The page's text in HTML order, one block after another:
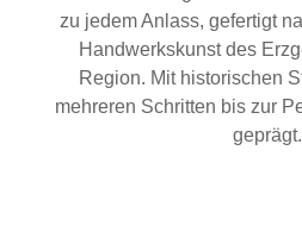
zu jedem Anlass, gefertigt
Handwerkskunst des
Region. Mit historischen
mehreren Schritten bis zur
geprägt.